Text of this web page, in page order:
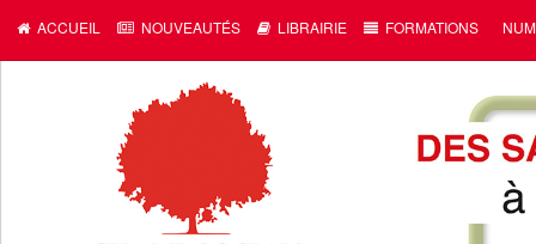
ACCUEIL NOUVEAUTÉS LIBRAIRIE FORMATIONS